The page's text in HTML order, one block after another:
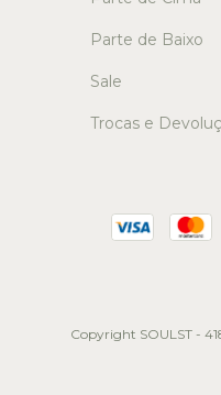
Parte de Baixo
Sale
Trocas e
Copyright SOULST -